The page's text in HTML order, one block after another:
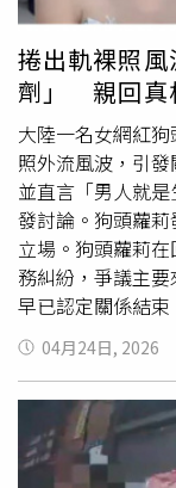
諮詢專線 02-
出，接獲申訴後
調整職務，降低雙
助。案件目前已依
進入調查階段。另
於6月退休一事，
續將依調查結果
寬貸。
捲出軌裸照
劑」 親回真
大陸一名女網紅
照外流風波，引
並直言「男人就
發討論。狗頭蘿
立場。狗頭蘿莉
務糾紛，爭議主
早已認定關係結
讀為「無縫銜接
軌與裸照事件，
所致，並非交往
莉表示相關露點
機後散布至網路
容遭法院判處8個
04月24日, 2026